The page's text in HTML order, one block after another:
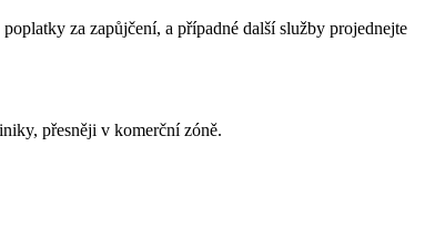
za zapůjčení, a případné další služby projednejte
přesněji v komerční zóně.